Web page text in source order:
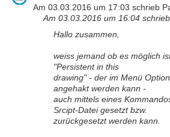
Am 03.03.2016 um 17:03 schrieb
Am 03.03.2016 um 16:04 schrieb
Hallo zusammen,
weiss jemand ob es möglich
"Persistent in this
drawing" - der im Menü
angehakt werden kann -
auch mittels eines
Srcipt-Datei gesetzt bzw.
zurückgesetzt werden kann.